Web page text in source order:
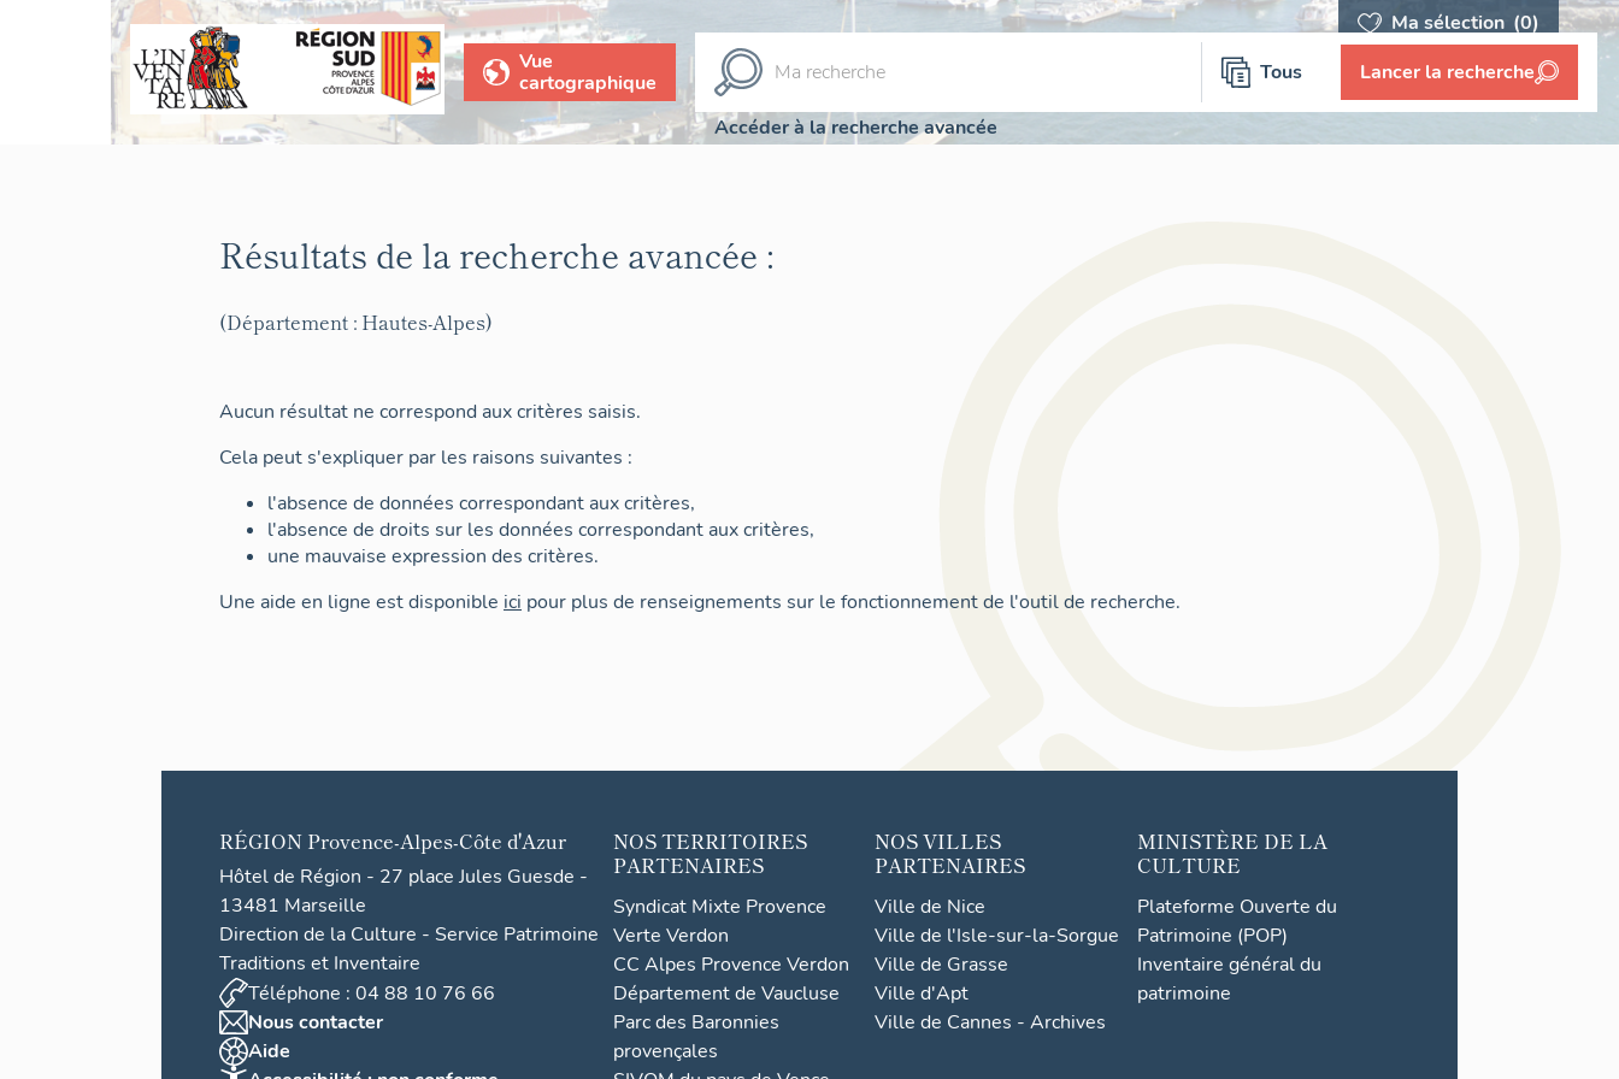
Ma sélection (0)
Vue
cartographique
Tous Lancer la recherche
Accéder à la recherche avancée
Résultats de la recherche avancée :
(Département : Hautes-Alpes)
Aucun résultat ne correspond aux critères saisis.
Cela peut s'expliquer par les raisons suivantes :
l'absence de données correspondant aux critères,
l'absence de droits sur les données correspondant aux critères,
une mauvaise expression des critères.
Une aide en ligne est disponible ici pour plus de renseignements sur le fonctionnement de l'outil de recherche.
RÉGION Provence-Alpes-Côte d'Azur
Hôtel de Région - 27 place Jules Guesde -
13481 Marseille
Direction de la Culture - Service Patrimoine
Traditions et Inventaire
Téléphone : 04 88 10 76 66
Nous contacter
Aide
NOS TERRITOIRES
PARTENAIRES
Syndicat Mixte Provence
Verte Verdon
CC Alpes Provence Verdon
Département de Vaucluse
Parc des Baronnies
provençales
NOS VILLES
PARTENAIRES
Ville de Nice
Ville de l'Isle-sur-la-Sorgue
Ville de Grasse
Ville d'Apt
Ville de Cannes - Archives
MINISTÈRE DE LA
CULTURE
Plateforme Ouverte du
Patrimoine (POP)
Inventaire général du
patrimoine